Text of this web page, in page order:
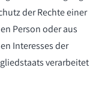
der Rechte einer
Person oder aus
Interesses der
verarbeitet